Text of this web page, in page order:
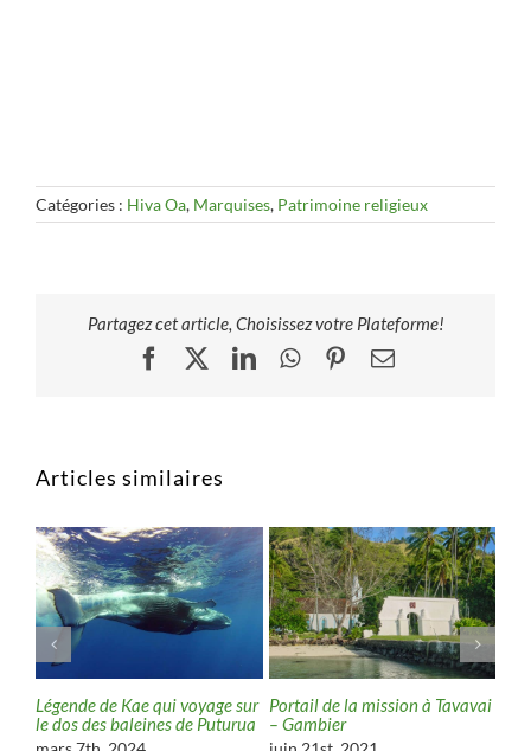
Catégories : Hiva Oa, Marquises, Patrimoine religieux
Partagez cet article, Choisissez votre Plateforme!
FacebookLinkedInWhatsApp
Pinterest
Email
Articles similaires
Légende de Kae qui voyage sur
le dos des baleines de Puturua
Portail de la mission à Tavavai
– Gambier